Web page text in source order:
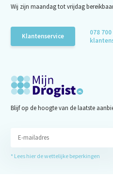
Wij zijn maandag tot vrijdag
Klantenservice
078
Blijf op de hoogte van de laatste
* Lees hier de wettelijke beperkingen